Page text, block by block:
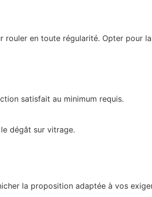
en toute régularité. Opter pour
satisfait au minimum requis.
dégât sur vitrage.
la proposition adaptée à vos